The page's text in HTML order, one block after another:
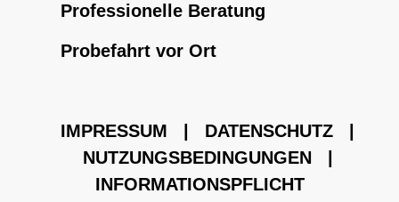
Professionelle Beratung
Probefahrt vor Ort
IMPRESSUM DATENSCHUTZ
NUTZUNGSBEDINGUNGEN
INFORMATIONSPFLICHT